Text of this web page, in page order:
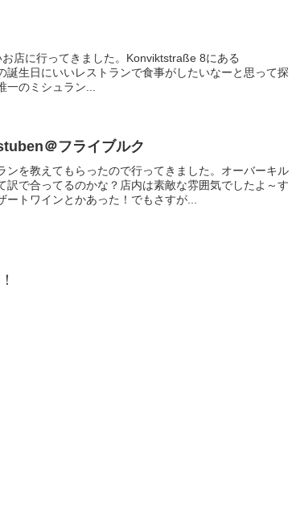
店に行ってきました。Konviktstraße 8にある
生日にいいレストランで食事がしたいなーと思って探
のミシュラン...
＠フライブルク
ンを教えてもらったので行ってきました。オーバーキル
訳で合ってるのかな？店内は素敵な雰囲気でしたよ～す
トワインとかあった！でもさすが...